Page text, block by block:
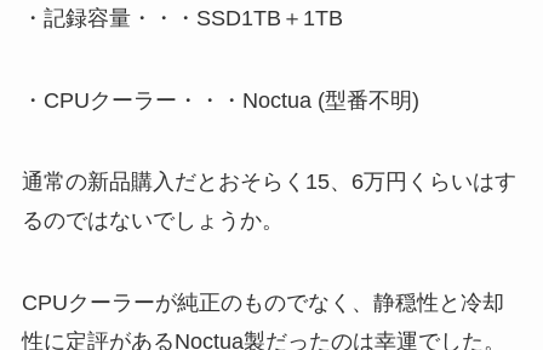
・記録容量・・・SSD1TB＋1TB
・CPUクーラー・・・Noctua (型番不明)
通常の新品購入だとおそらく15、6万円くらいはす
るのではないでしょうか。
CPUクーラーが純正のものでなく、静穏性と冷却
性に定評があるNoctua製だったのは幸運でした。